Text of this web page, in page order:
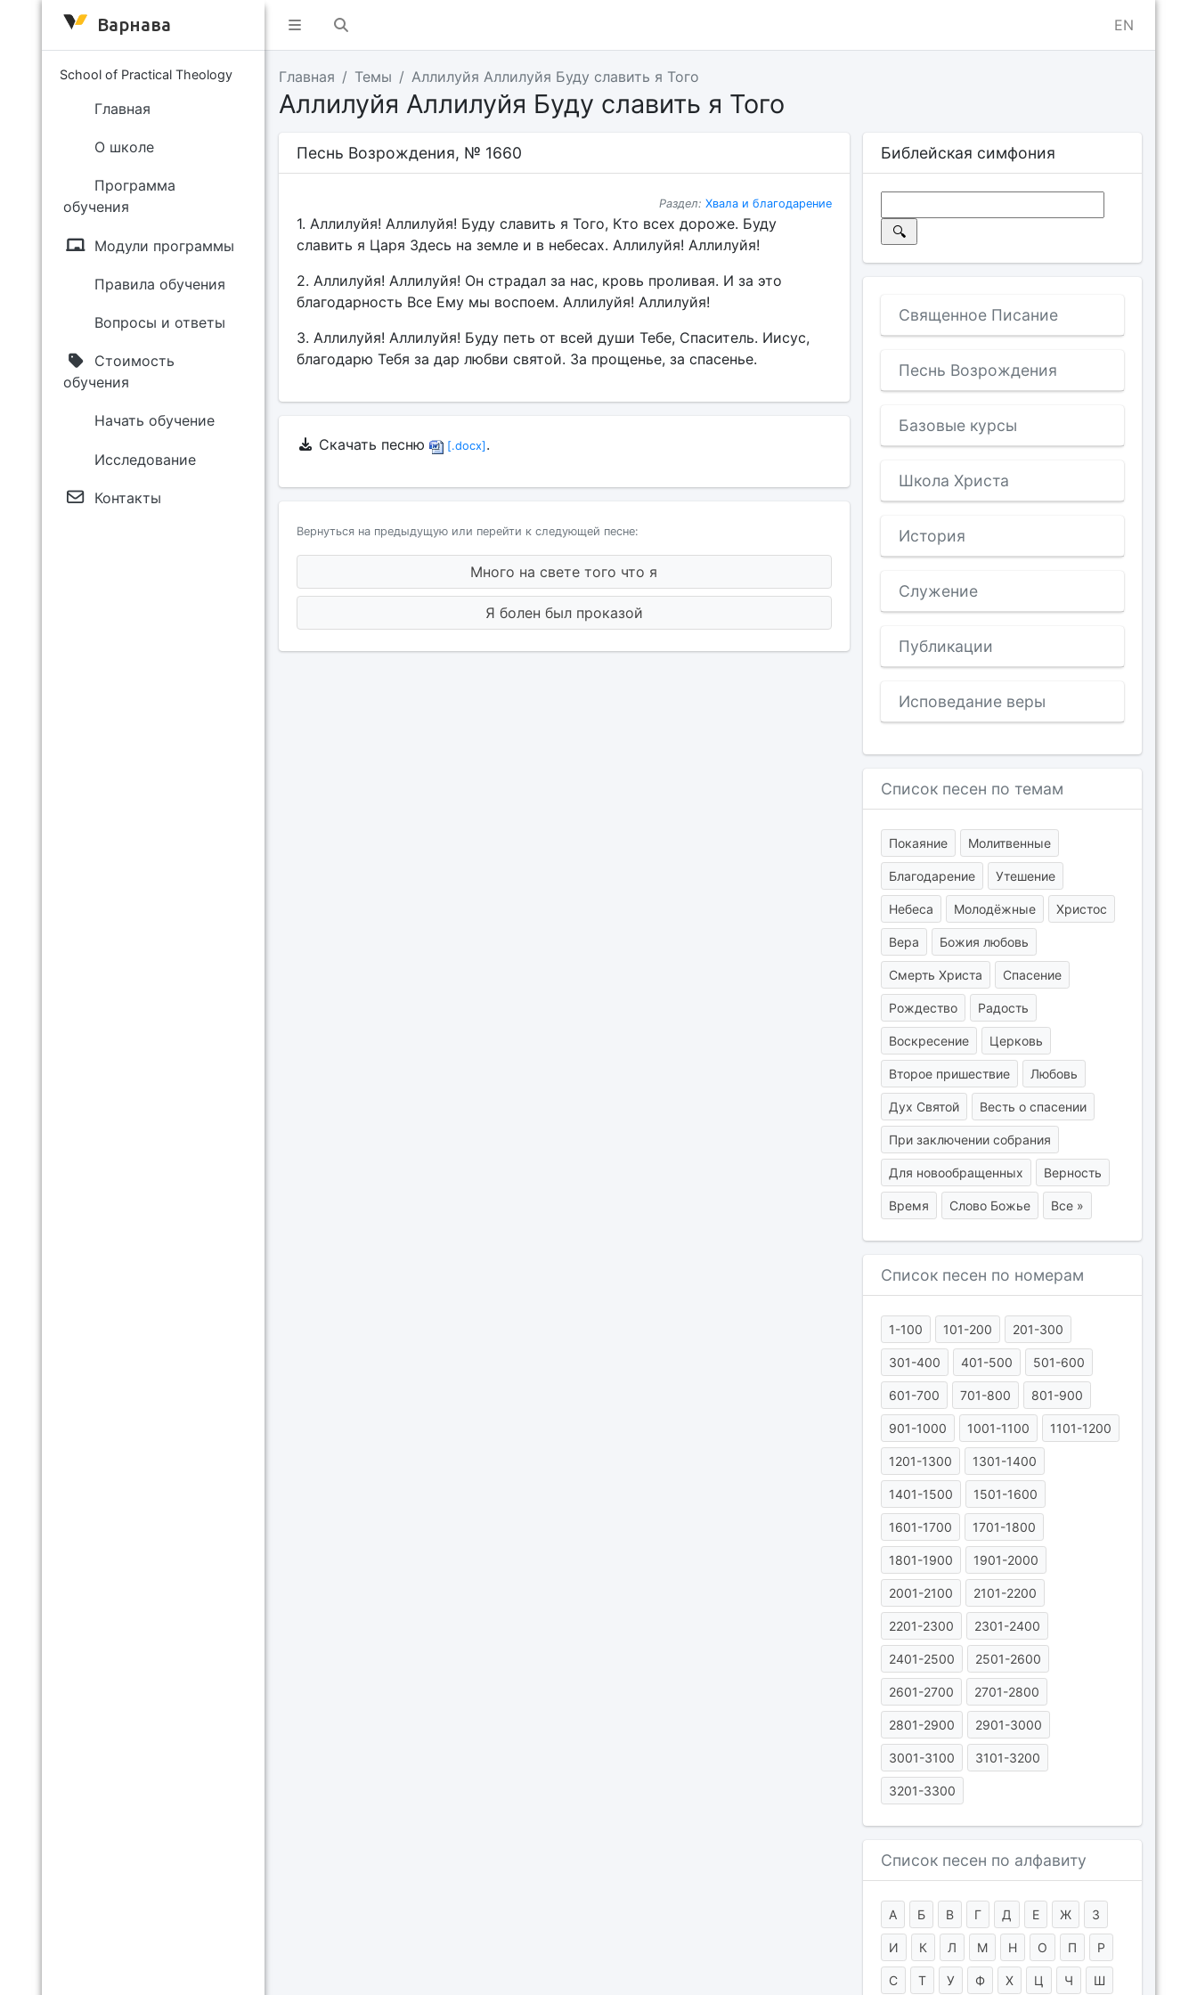
EN
Варнава
School of Practical Theology
Главная
О школе
Программа
обучения
Модули программы
Правила обучения
Вопросы и ответы
Стоимость
обучения
Начать обучение
Исследование
Контакты
Главная Темы Аллилуйя Аллилуйя Буду славить я Того
Аллилуйя Аллилуйя Буду славить я Того
Песнь Возрождения, № 1660
Раздел: Хвала и благодарение
1. Аллилуйя! Аллилуйя! Буду славить я Того, Кто всех дороже. Буду
славить я Царя Здесь на земле и в небесах. Аллилуйя! Аллилуйя!
2. Аллилуйя! Аллилуйя! Он страдал за нас, кровь проливая. И за это
благодарность Все Ему мы воспоем. Аллилуйя! Аллилуйя!
3. Аллилуйя! Аллилуйя! Буду петь от всей души Тебе, Спаситель. Иисус,
благодарю Тебя за дар любви святой. За прощенье, за спасенье.
Скачать песню [.docx] .
Вернуться на предыдущую или перейти к следующей песне:
Много на свете того что я
Я болен был проказой
Библейская симфония
Священное Писание
Песнь Возрождения
Базовые курсы
Школа Христа
История
Служение
Публикации
Исповедание веры
Список песен по темам
Покаяние Молитвенные
Благодарение Утешение
Небеса Молодёжные Христос
Вера Божия любовь
Смерть Христа Спасение
Рождество Радость
Воскресение Церковь
Второе пришествие Любовь
Дух Святой Весть о спасении
При заключении собрания
Для новообращенных Верность
Время Слово Божье Все »
Список песен по номерам
1-100 101-200 201-300
301-400 401-500 501-600
601-700 701-800 801-900
901-1000 1001-1100 1101-1200
1201-1300 1301-1400
1401-1500 1501-1600
1601-1700 1701-1800
1801-1900 1901-2000
2001-2100 2101-2200
2201-2300 2301-2400
2401-2500 2501-2600
2601-2700 2701-2800
2801-2900 2901-3000
3001-3100 3101-3200
3201-3300
Список песен по алфавиту
А Б В Г Д Е Ж З
И К Л М Н О П Р
С Т У Ф Х Ц Ч Ш